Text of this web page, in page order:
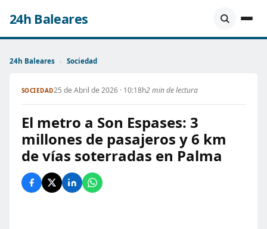
24h Baleares
24h Baleares › Sociedad
SOCIEDAD25 de Abril de 2026 · 10:18h2 min de lectura
El metro a Son Espases: 3
millones de pasajeros y 6 km
de vías soterradas en Palma